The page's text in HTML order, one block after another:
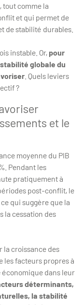
comme la
et qui permet de
de stabilité durables.
instable. Or, pour
globale du
. Quels leviers
?
et le
moyenne du PIB
Pendant les
pratiquement à
post-conflit, le
qui suggère que la
la cessation des
la croissance des
les facteurs propres à
dans leur
déterminants,
la stabilité